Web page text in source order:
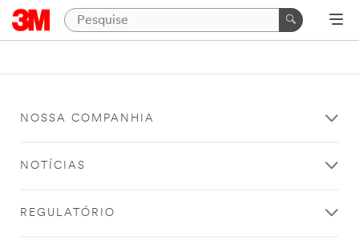
NOSSA COMPANHIA
NOTÍCIAS
REGULATÓRIO